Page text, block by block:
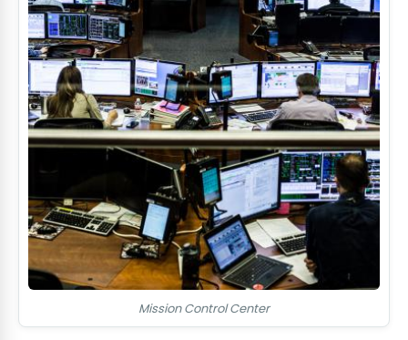
Mission Control Center